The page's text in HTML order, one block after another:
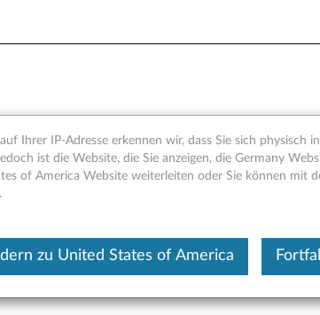
für
Dieser
(Englisch) Wichtige
Ihrer IP-Adresse erkennen wir, dass Sie sich physisch
ist die Website, die Sie anzeigen, die Germany
of America Website weiterleiten oder Sie können mit
zu United States of America